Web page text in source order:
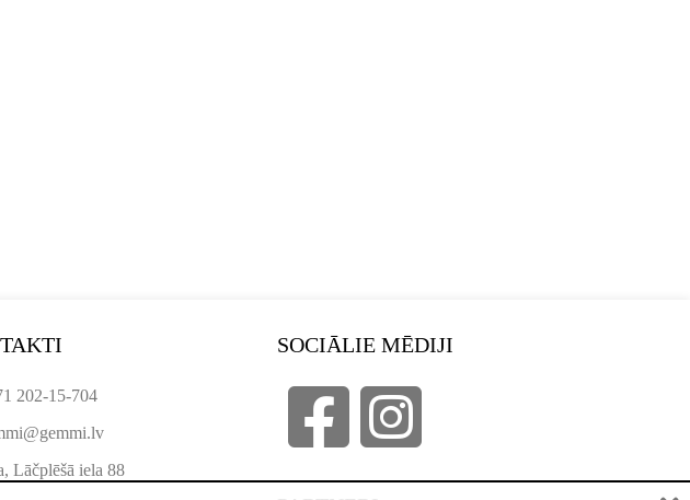
202-15-704
Lāčplēšā iela 88
SOCIĀLIE MĒDIJI